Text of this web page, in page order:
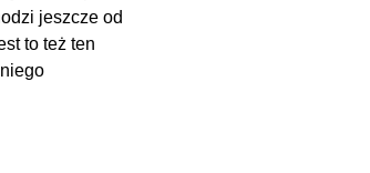
jeszcze od
to też ten